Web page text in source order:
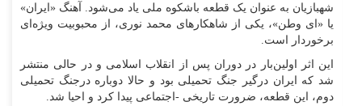
شهبازیان به عنوان یک قطعه باشکوه ملی یاد می‌شود. آهنگ «ایران»
یا «ای وطن»، یکی از شاهکارهای محمد نوری، از محبوبیت ویژه‌ای
برخوردار است.
این اثر اولین‌بار در دوران پس از انقلاب اسلامی و در حالی منتشر
شد که ایران درگیر جنگ تحمیلی بود و حالا دوباره درجنگ تحمیلی
دوم، این قطعه، ضرورت تاریخی -اجتماعی پیدا کرد و احیا شد.